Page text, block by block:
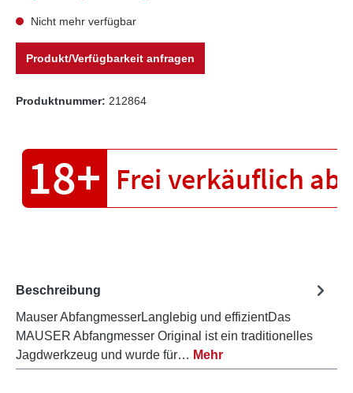
Nicht mehr verfügbar
Produkt/Verfügbarkeit anfragen
Produktnummer: 212864
Beschreibung
Mauser AbfangmesserLanglebig und effizientDas
MAUSER Abfangmesser Original ist ein traditionelles
Jagdwerkzeug und wurde für… Mehr